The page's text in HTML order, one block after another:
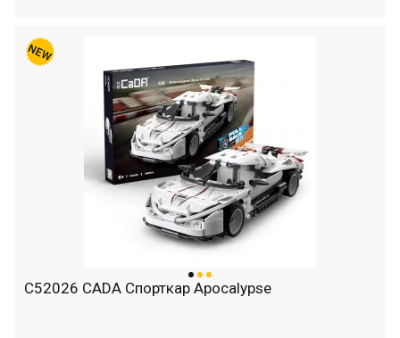
C52026 CADA Спорткар Apocalypse